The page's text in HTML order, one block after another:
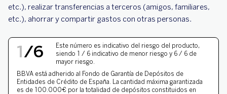
¿Cuáles son, concretamente, los requisitos a
cumplir si se quiere abrir una cuenta online en
BBVA?
¿Y si se tiene una cuenta en otro banco y se
quiere traer a la abierta en BBVA?
etc.), realizar transferencias a terceros (amigos, familiares,
etc.), ahorrar y compartir gastos con otras personas.
1/6 NIVEL DE RIESGO 1 DE
Este número es indicativo del riesgo del producto,
siendo 1 / 6 indicativo de menor riesgo y 6 / 6 de
mayor riesgo.
BBVA está adherido al
Fondo de Garantía de Depósitos de
Entidades de Crédito de España. La cantidad máxima garantizada
es de 100.000€ por la totalidad de depósitos constituidos en